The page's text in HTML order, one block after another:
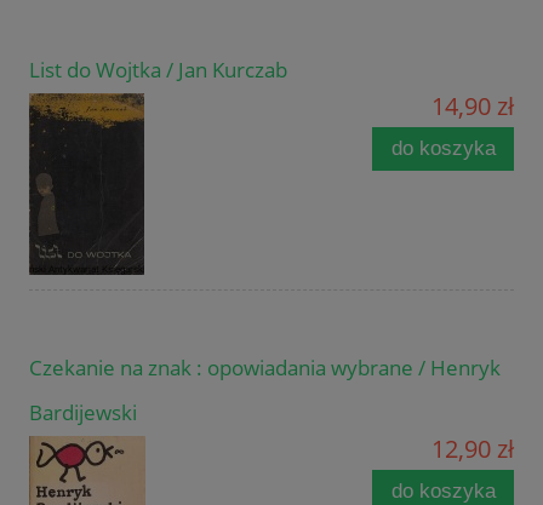
List do Wojtka / Jan Kurczab
14,90 zł
do koszyka
Czekanie na znak : opowiadania wybrane / Henryk
Bardijewski
12,90 zł
do koszyka